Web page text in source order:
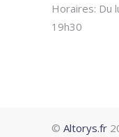
Horaires: Du
19h30
© Altorys.fr